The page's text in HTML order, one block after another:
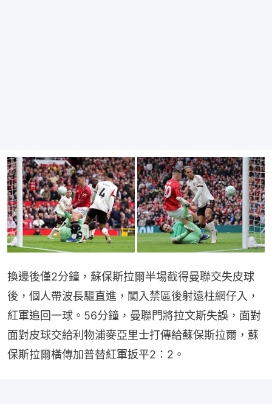
換邊後僅2分鐘，蘇保斯拉爾半場截得曼聯交失皮球
後，個人帶波長驅直進，闖入禁區後射遠柱網仔入，
紅軍追回一球。56分鐘，曼聯門將拉文斯失誤，面對
面對皮球交給利物浦麥亞里士打傳給蘇保斯拉爾，蘇
保斯拉爾橫傳加普替紅軍扳平2：2。